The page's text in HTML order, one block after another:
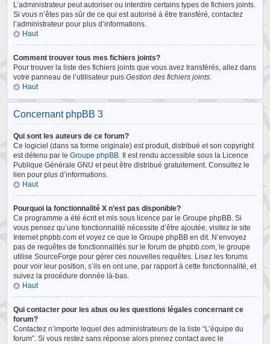
L’administrateur peut autoriser ou interdire certains types de fichiers joints.
Si vous n’êtes pas sûr de ce qui est autorisé à être transféré, contactez
l’administrateur pour plus d’informations.
Haut
Comment trouver tous mes fichiers joints?
Pour trouver la liste des fichiers joints que vous avez transférés, allez dans
votre panneau de l’utilisateur puisGestion des fichiers joints.
Haut
Concernant phpBB 3
Qui sont les auteurs de ce forum?
Ce logiciel (dans sa forme originale) est produit, distribué et son copyright
est détenu par leGroupe phpBB. Il est rendu accessible sous la Licence
Publique Générale GNU et peut être distribué gratuitement. Consultez le
lien pour plus d’informations.
Haut
Pourquoi la fonctionnalité X n’est pas disponible?
Ce programme a été écrit et mis sous licence par le Groupe phpBB. Si
vous pensez qu’une fonctionnalité nécessite d’être ajoutée, visitez le site
Internet phpbb.com et voyez ce que le Groupe phpBB en dit. N’envoyez
pas de requêtes de fonctionnalités sur le forum de phpbb.com, le groupe
utilise SourceForge pour gérer ces nouvelles requêtes. Lisez les forums
pour voir leur position, s’ils en ont une, par rapport à cette fonctionnalité, et
suivez la procédure donnée là-bas.
Haut
Qui contacter pour les abus ou les questions légales concernant ce
forum?
Contactez n’importe lequel des administrateurs de la liste “L’équipe du
forum”. Si vous restez sans réponse alors prenez contact avec le